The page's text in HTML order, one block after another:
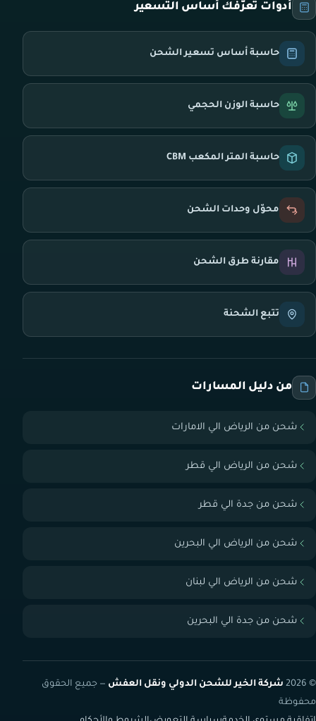
أدوات تعرّفك أساس التسعير
حاسبة أساس تسعير الشحن
حاسبة الوزن الحجمي
حاسبة المتر المكعب CBM
محوّل وحدات الشحن
مقارنة طرق الشحن
تتبع الشحنة
من دليل المسارات
شحن من الرياض الي الامارات
شحن من الرياض الي قطر
شحن من جدة الي قطر
شحن من الرياض الي البحرين
شحن من الرياض الي لبنان
شحن من جدة الي البحرين
© 2026 شركة الخير للشحن الدولي ونقل العفش — جميع الحقوق
محفوظة